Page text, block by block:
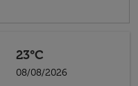
23°C
08/08/2026